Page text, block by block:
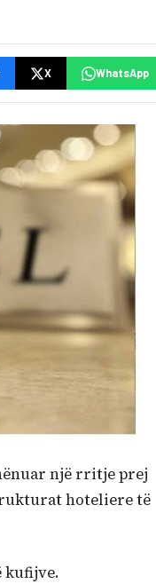
X WhatsApp
një rritje prej
hoteliere të
kufijve.